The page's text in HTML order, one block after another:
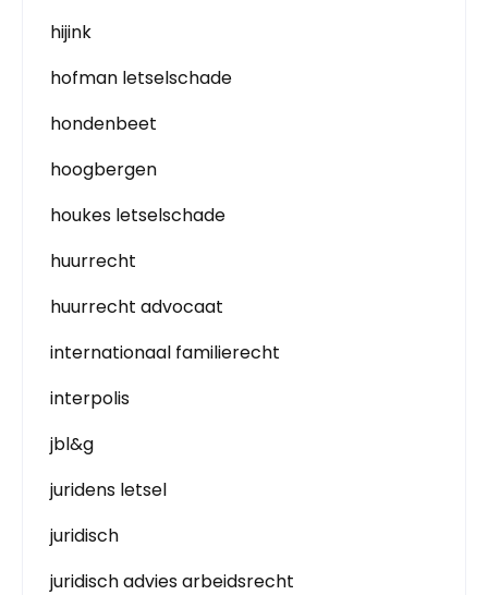
hijink
hofman letselschade
hondenbeet
hoogbergen
houkes letselschade
huurrecht
huurrecht advocaat
internationaal familierecht
interpolis
jbl&g
juridens letsel
juridisch
juridisch advies arbeidsrecht